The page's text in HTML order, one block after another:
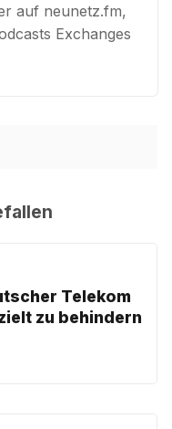
auf neunetz.fm,
Exchanges
Telekom
zu behindern